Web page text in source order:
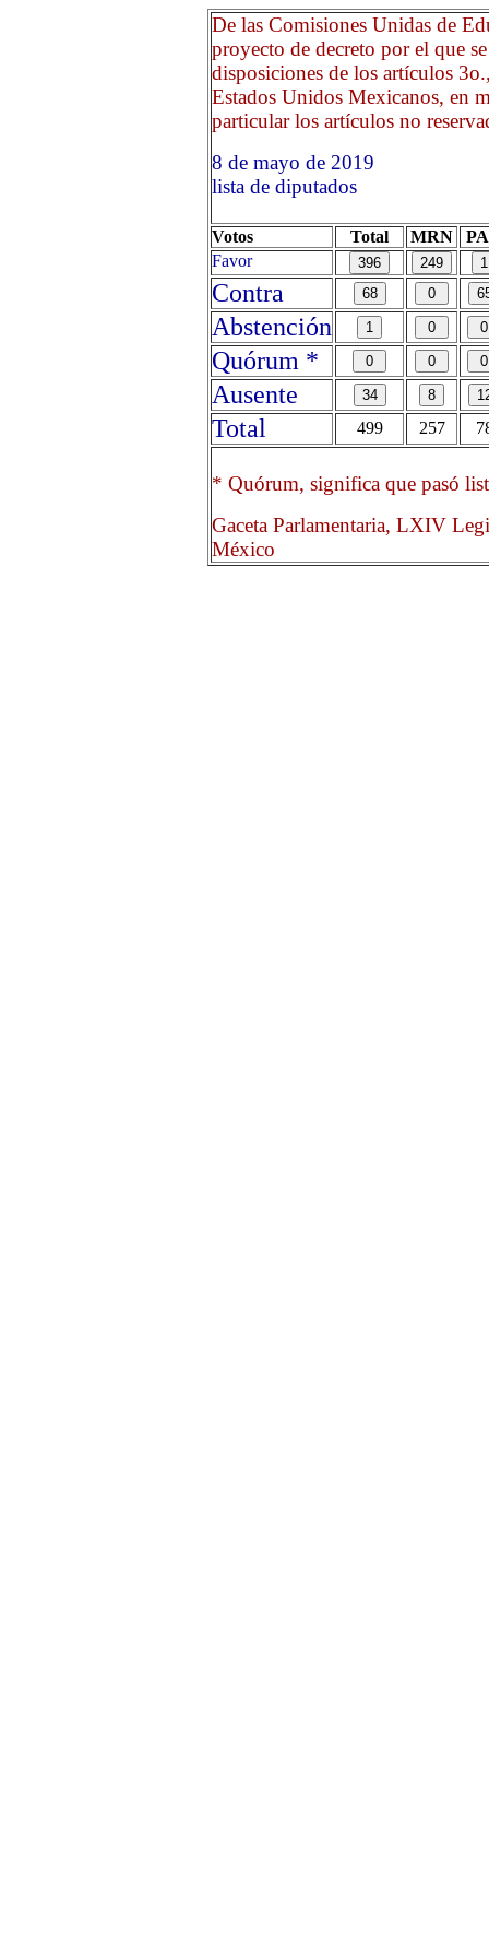
De las Comisiones Unidas de
proyecto de decreto por el que
disposiciones de los artículos
Estados Unidos Mexicanos, en
particular los artículos no
8 de mayo de 2019
lista de diputados
Votos Total MRN
Favor
Contra
Abstención
Quórum *
Ausente
Total
499 257
* Quórum, significa que pasó
Gaceta Parlamentaria, LXIV
México